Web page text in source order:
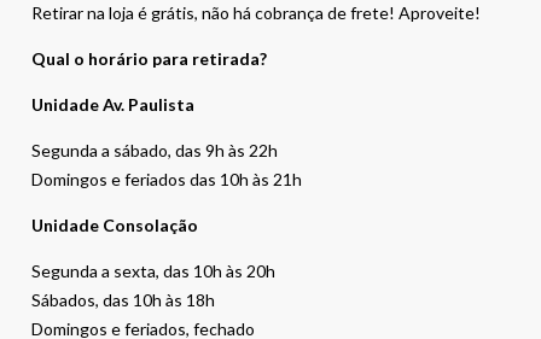
Retirar na loja é grátis, não há cobrança de frete! Aproveite!
Qual o horário para retirada?
Unidade Av. Paulista
Segunda a sábado, das 9h às 22h
Domingos e feriados das 10h às 21h
Unidade Consolação
Segunda a sexta, das 10h às 20h
Sábados, das 10h às 18h
Domingos e feriados, fechado